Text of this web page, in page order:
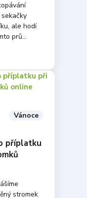
ale hodí
prů...
Vánoce
příplatku
stromek